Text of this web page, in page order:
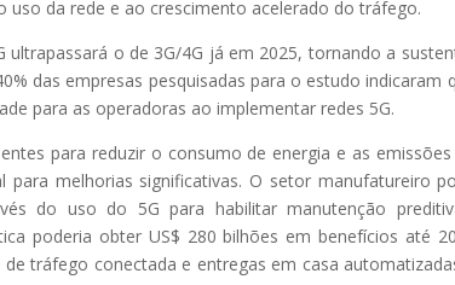
da rede e ao crescimento acelerado do tráfego.
o de 3G/4G já em 2025, tornando a
das empresas pesquisadas para o estudo indicaram
para as operadoras ao implementar redes 5G.
para reduzir o consumo de energia e as
melhorias significativas. O setor manufatureiro
do uso do 5G para habilitar manutenção
poderia obter US$ 280 bilhões em benefícios até
tráfego conectada e entregas em casa